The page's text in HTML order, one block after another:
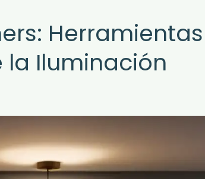
Herramientas
la Iluminación